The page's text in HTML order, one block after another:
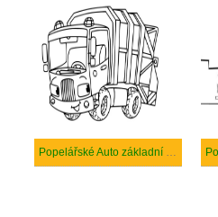
Popelářské Auto základní tisknutelné